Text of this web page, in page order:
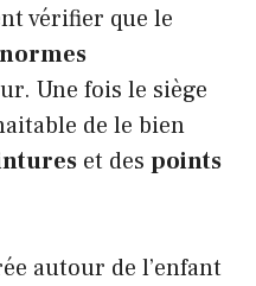
vérifier que le
normes
Une fois le siège
de le bien
et des points
autour de l’enfant